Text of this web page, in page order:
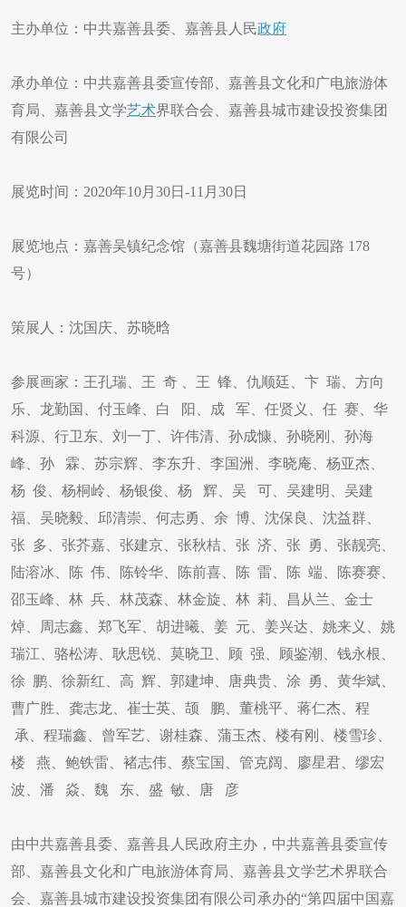
主办单位：中共嘉善县委、嘉善县人民政府
承办单位：中共嘉善县委宣传部、嘉善县文化和广电旅游体
育局、嘉善县文学艺术界联合会、嘉善县城市建设投资集团
有限公司
展览时间：2020年10月30日-11月30日
展览地点：嘉善吴镇纪念馆（嘉善县魏塘街道花园路 178
号）
策展人：沈国庆、苏晓晗
参展画家：王孔瑞、王 奇 、王 锋、仇顺廷、卞 瑞、方向
乐、龙勤国、付玉峰、白 阳、成 军、任贤义、任 赛、华
科源、行卫东、刘一丁、许伟清、孙成慷、孙晓刚、孙海
峰、孙 霖、苏宗辉、李东升、李国洲、李晓庵、杨亚杰、
杨 俊、杨桐岭、杨银俊、杨 辉、吴 可、吴建明、吴建
福、吴晓毅、邱清崇、何志勇、余 博、沈保良、沈益群、
张 多、张芥嘉、张建京、张秋桔、张 济、张 勇、张靓亮、
陆溶冰、陈 伟、陈铃华、陈前喜、陈 雷、陈 端、陈赛赛、
邵玉峰、林 兵、林茂森、林金旋、林 莉、昌从兰、金士
焯、周志鑫、郑飞军、胡进曦、姜 元、姜兴达、姚来义、姚
瑞江、骆松涛、耿思锐、莫晓卫、顾 强、顾鉴潮、钱永根、
徐 鹏、徐新红、高 辉、郭建坤、唐典贵、涂 勇、黄华斌、
曹广胜、龚志龙、崔士英、颉 鹏、董桃平、蒋仁杰、程
承、程瑞鑫、曾军艺、谢桂森、蒲玉杰、楼有刚、楼雪珍、
楼 燕、鲍铁雷、褚志伟、蔡宝国、管克阔、廖星君、缪宏
波、潘 焱、魏 东、盛 敏、唐 彦
由中共嘉善县委、嘉善县人民政府主办，中共嘉善县委宣传
部、嘉善县文化和广电旅游体育局、嘉善县文学艺术界联合
会、嘉善县城市建设投资集团有限公司承办的“第四届中国嘉